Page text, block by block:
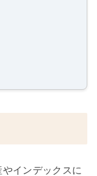
インデックスに